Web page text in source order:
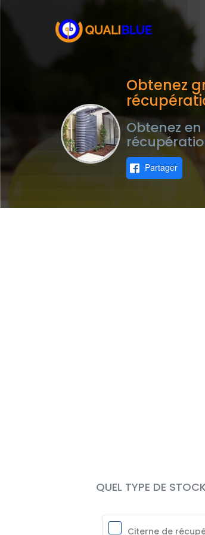
Obtenez
Obtenez
Partager
QUEL TYPE DE
Citerne de